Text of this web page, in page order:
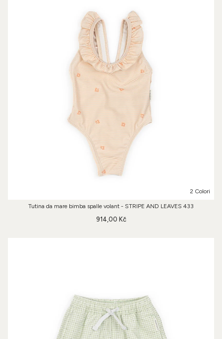
2 Colori
Tutina da mare bimba spalle volant - STRIPE AND LEAVES 433
914,00 Kč